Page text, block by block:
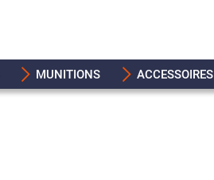
MUNITIONS ACCESSOIRES